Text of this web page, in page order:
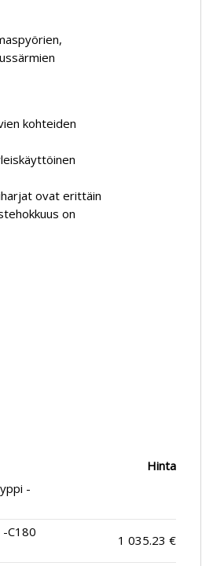
kohteiden
ovat erittäin
on
Hinta
-
C180
1 035.23 €